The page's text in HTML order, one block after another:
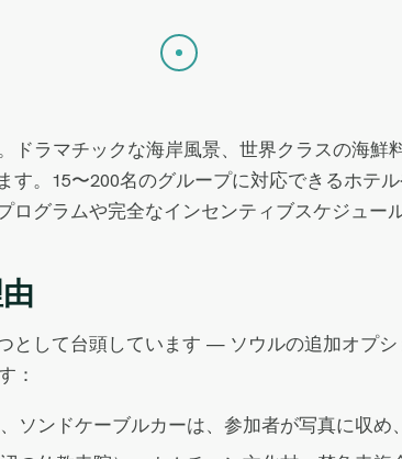
ドラマチックな海岸風景、世界クラスの海
。15〜200名のグループに対応できるホテ
グラムや完全なインセンティブスケジュー
して台頭しています — ソウルの追加オプシ
：
ソンドケーブルカーは、参加者が写真に収め